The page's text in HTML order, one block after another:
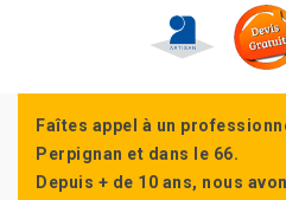
Faîtes appel à un
Perpignan et dans le 66.
Depuis + de 10 ans, nous